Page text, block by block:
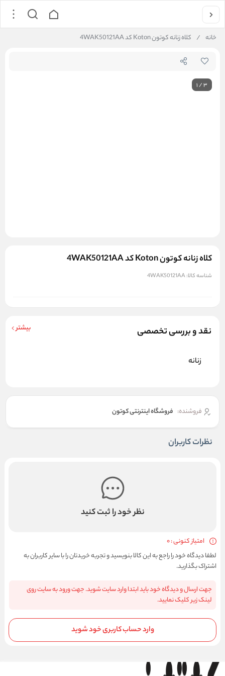
خانه / کلاه زنانه کوتون Koton کد 4WAK50121AA
1/3
کلاه زنانه کوتون Koton کد 4WAK50121AA
شناسه کالا:4WAK50121AA
نقد و بررسی تخصصی بیشتر
زنانه
فروشنده: فروشگاه اینترنتی کوتون
نظرات کاربران
نظر خود را ثبت کنید
امتیاز کنونی : 0
لطفا دیدگاه خود را راجع به این کالا بنویسید و تجربه خریدتان را با سایر کاربران به
اشتراک بگذارید.
جهت ارسال و دیدگاه خود باید ابتدا وارد سایت شوید. جهت ورود به سایت روی
لینک زیر کلیک نمایید.
وارد حساب کاربری خود شوید